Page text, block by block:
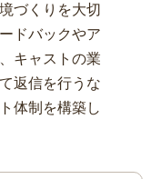
づくりを大切
ドバックやア
キャストの業
返信を行うな
体制を構築し